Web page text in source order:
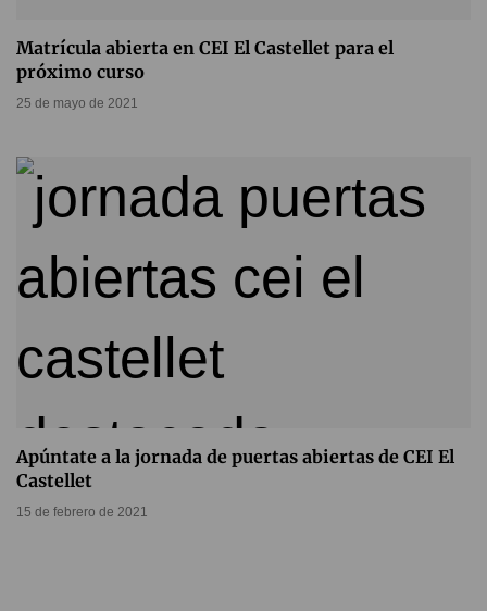
Matrícula abierta en CEI El Castellet para el
próximo curso
25 de mayo de 2021
Apúntate a la jornada de puertas abiertas de CEI El
Castellet
15 de febrero de 2021